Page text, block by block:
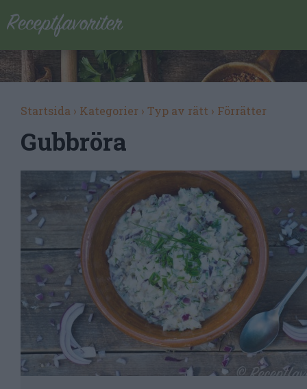
Startsida › Kategorier › Typ av rätt › Förrätter
Gubbröra